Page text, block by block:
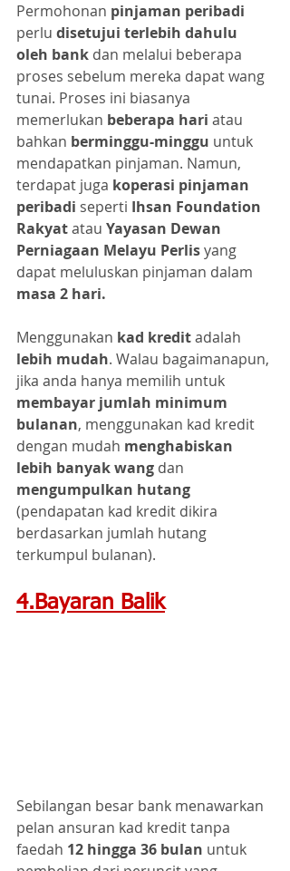
Permohonan pinjaman peribadi
perlu disetujui terlebih dahulu
oleh bank dan melalui beberapa
proses sebelum mereka dapat wang
tunai. Proses ini biasanya
memerlukan beberapa hari atau
bahkan berminggu-minggu untuk
mendapatkan pinjaman. Namun,
terdapat juga koperasi pinjaman
peribadi seperti Ihsan Foundation
Rakyat atau Yayasan Dewan
Perniagaan Melayu Perlis yang
dapat meluluskan pinjaman dalam
masa 2 hari.
Menggunakan kad kredit adalah
lebih mudah. Walau bagaimanapun,
jika anda hanya memilih untuk
membayar jumlah minimum
bulanan, menggunakan kad kredit
dengan mudah menghabiskan
lebih banyak wang dan
mengumpulkan hutang
(pendapatan kad kredit dikira
berdasarkan jumlah hutang
terkumpul bulanan).
4.Bayaran Balik
Sebilangan besar bank menawarkan
pelan ansuran kad kredit tanpa
faedah 12 hingga 36 bulan untuk